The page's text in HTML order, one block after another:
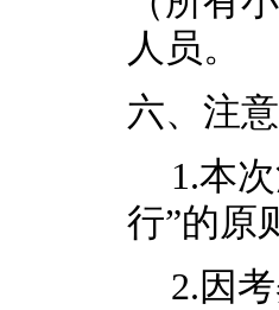
人员。
六、注
1.本
行”的原
2.因